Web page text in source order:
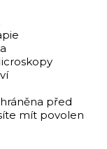
před
mít povolen